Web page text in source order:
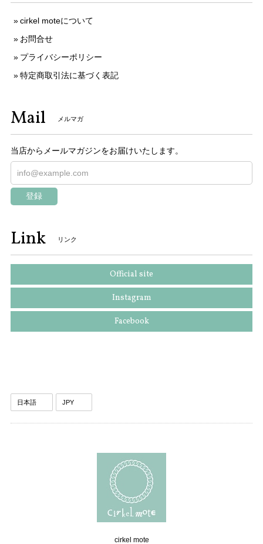
cirkel moteについて
お問合せ
プライバシーポリシー
特定商取引法に基づく表記
Mail メルマガ
当店からメールマガジンをお届けいたします。
登録
Link リンク
Official site
Instagram
Facebook
cirkel mote